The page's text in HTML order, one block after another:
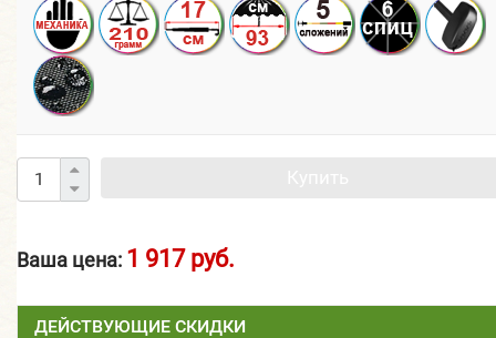
Ваша цена: 1 917 руб.
ДЕЙСТВУЮЩИЕ СКИДКИ